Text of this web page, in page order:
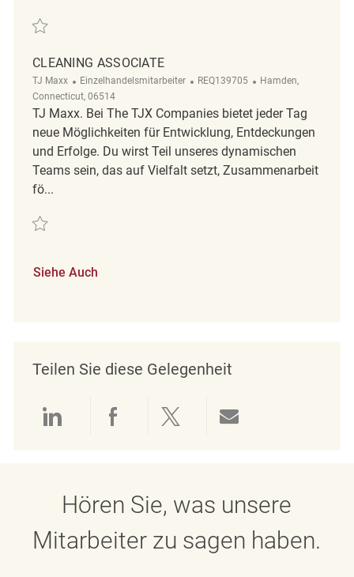
Retten Store Cleaning Associate REQ139996
CLEANING ASSOCIATE
TJ Maxx Kategorie
Einzelhandelsmitarbeiter ReqId
REQ139705 Ort
Hamden,
Connecticut, 06514
TJ Maxx. Bei The TJX Companies bietet jeder Tag
neue Möglichkeiten für Entwicklung, Entdeckungen
und Erfolge. Du wirst Teil unseres dynamischen
Teams sein, das auf Vielfalt setzt, Zusammenarbeit
fö...
Retten Cleaning Associate REQ139705
Siehe Auch
Teilen Sie diese Gelegenheit
Über LinkedIn teilen
Über Facebook teilen
Über Twitter teilen
Hören Sie, was unsere
Mitarbeiter zu sagen haben.